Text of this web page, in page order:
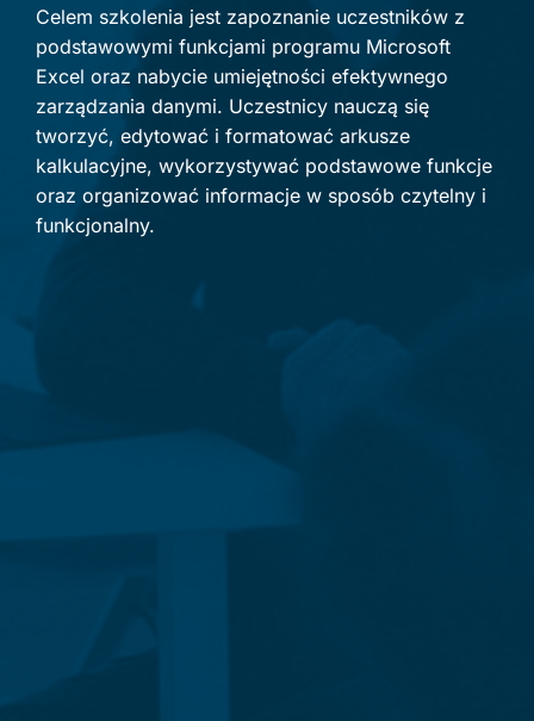
Celem szkolenia jest zapoznanie uczestników z
podstawowymi funkcjami programu Microsoft
Excel oraz nabycie umiejętności efektywnego
zarządzania danymi. Uczestnicy nauczą się
tworzyć, edytować i formatować arkusze
kalkulacyjne, wykorzystywać podstawowe funkcje
oraz organizować informacje w sposób czytelny i
funkcjonalny.